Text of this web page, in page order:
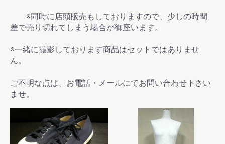
※同時に店頭販売もしておりますので、少しの時間
差で売り切れてしまう場合が御座います。
※一緒に撮影しております商品はセットではありませ
ん。
ご不明な点は、お電話・メールにてお問い合わせ下さい
ませ。